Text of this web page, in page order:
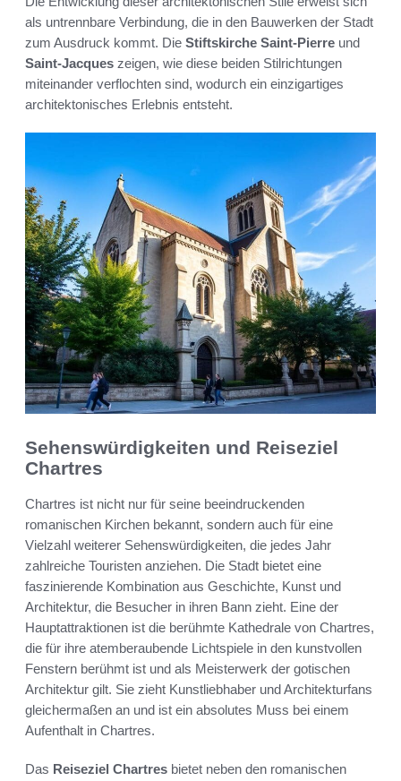
als untrennbare Verbindung, die in den Bauwerken der Stadt
zum Ausdruck kommt. Die Stiftskirche Saint-Pierre und
Saint-Jacques zeigen, wie diese beiden Stilrichtungen
miteinander verflochten sind, wodurch ein einzigartiges
architektonisches Erlebnis entsteht.
Sehenswürdigkeiten und Reiseziel
Chartres
Chartres ist nicht nur für seine beeindruckenden
romanischen Kirchen bekannt, sondern auch für eine
Vielzahl weiterer Sehenswürdigkeiten, die jedes Jahr
zahlreiche Touristen anziehen. Die Stadt bietet eine
faszinierende Kombination aus Geschichte, Kunst und
Architektur, die Besucher in ihren Bann zieht. Eine der
Hauptattraktionen ist die berühmte Kathedrale von Chartres,
die für ihre atemberaubende Lichtspiele in den kunstvollen
Fenstern berühmt ist und als Meisterwerk der gotischen
Architektur gilt. Sie zieht Kunstliebhaber und Architekturfans
gleichermaßen an und ist ein absolutes Muss bei einem
Aufenthalt in Chartres.
Das Reiseziel Chartres bietet neben den romanischen